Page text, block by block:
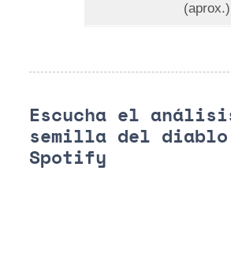
(aprox.)
Escucha el
semilla del diablo
Spotify